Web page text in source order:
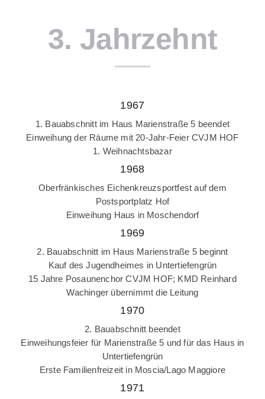
3. Jahrzehnt
1967
1. Bauabschnitt im Haus Marienstraße 5 beendet
Einweihung der Räume mit 20-Jahr-Feier CVJM HOF
1. Weihnachtsbazar
1968
Oberfränkisches Eichenkreuzsportfest auf dem
Postsportplatz Hof
Einweihung Haus in Moschendorf
1969
2. Bauabschnitt im Haus Marienstraße 5 beginnt
Kauf des Jugendheimes in Untertiefengrün
15 Jahre Posaunenchor CVJM HOF; KMD Reinhard
Wachinger übernimmt die Leitung
1970
2. Bauabschnitt beendet
Einweihungsfeier für Marienstraße 5 und für das Haus in
Untertiefengrün
Erste Familienfreizeit in Moscia/Lago Maggiore
1971